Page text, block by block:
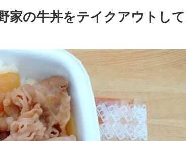
家の牛丼をテイクアウトし